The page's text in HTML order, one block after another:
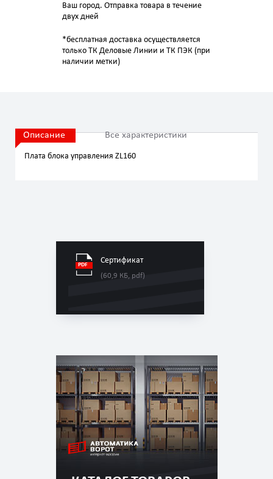
Ваш город. Отправка товара в течение
двух дней
*бесплатная доставка осуществляется
только ТК Деловые Линии и ТК ПЭК (при
наличии метки)
Сертификат
(60,9 КБ, pdf)
Описание Все характеристики
Плата блока управления ZL160